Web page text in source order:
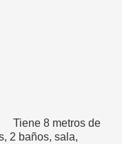
Tiene 8 metros de
2 baños, sala,